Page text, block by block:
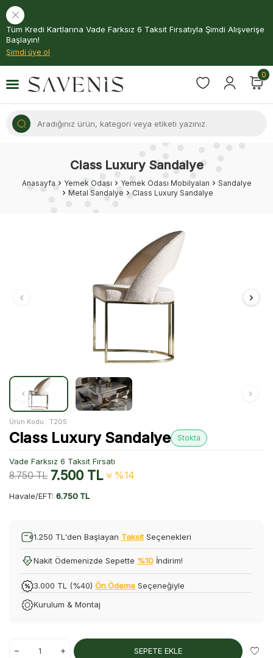
Tüm Kredi Kartlarına Vade Farksız 6 Taksit Fırsatıyla Şimdi Alışverişe
Başlayın!
Şimdi üye ol
0
Class Luxury Sandalye
Anasayfa Yemek Odası Yemek Odası Mobilyaları
Sandalye
Metal Sandalye
Class Luxury Sandalye
Ürün Kodu : T205
Class Luxury Sandalye Stokta
Vade Farksız 6 Taksit Fırsatı
8.750TL 7.500TL %14
Havale/EFT: 6.750 TL
1.250 TL'den Başlayan Taksit Seçenekleri
Nakit Ödemenizde Sepette %10 İndirim!
3.000 TL (%40) Ön Ödeme Seçeneğiyle
Kurulum & Montaj
SEPETE EKLE